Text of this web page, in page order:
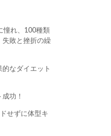
憧れ、100種類
失敗と挫折の繰
なダイエット
功！
せずに体型キ